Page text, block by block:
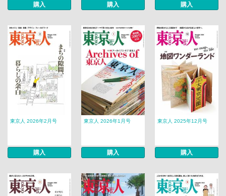
購入 購入 購入
東京人 2026年2月号
購入
東京人 2026年1月号
購入
東京人 2025年12月号
購入